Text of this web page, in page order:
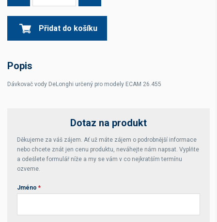
Přidat do košíku
Popis
Dávkovač vody DeLonghi určený pro modely ECAM 26.455
Dotaz na produkt
Děkujeme za váš zájem. Ať už máte zájem o podrobnější informace
nebo chcete znát jen cenu produktu, neváhejte nám napsat. Vyplňte
a odešlete formulář níže a my se vám v co nejkratším termínu
ozveme.
Jméno *